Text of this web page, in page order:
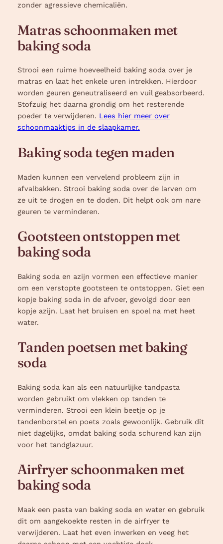
zonder agressieve chemicaliën.
Matras schoonmaken met
baking soda
Strooi een ruime hoeveelheid baking soda over je
matras en laat het enkele uren intrekken. Hierdoor
worden geuren geneutraliseerd en vuil geabsorbeerd.
Stofzuig het daarna grondig om het resterende
poeder te verwijderen. Lees hier meer over
schoonmaaktips in de slaapkamer.
Baking soda tegen maden
Maden kunnen een vervelend probleem zijn in
afvalbakken. Strooi baking soda over de larven om
ze uit te drogen en te doden. Dit helpt ook om nare
geuren te verminderen.
Gootsteen ontstoppen met
baking soda
Baking soda en azijn vormen een effectieve manier
om een verstopte gootsteen te ontstoppen. Giet een
kopje baking soda in de afvoer, gevolgd door een
kopje azijn. Laat het bruisen en spoel na met heet
water.
Tanden poetsen met baking
soda
Baking soda kan als een natuurlijke tandpasta
worden gebruikt om vlekken op tanden te
verminderen. Strooi een klein beetje op je
tandenborstel en poets zoals gewoonlijk. Gebruik dit
niet dagelijks, omdat baking soda schurend kan zijn
voor het tandglazuur.
Airfryer schoonmaken met
baking soda
Maak een pasta van baking soda en water en gebruik
dit om aangekoekte resten in de airfryer te
verwijderen. Laat het even inwerken en veeg het